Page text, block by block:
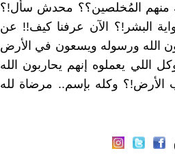
منهم المُخلصين؟؟ محدش سأل!؟
البشر!؟ الآن عرفنا كيف!! عن
الله ورسوله ويسعون في الأرض
يعملوه إنهم يحاربون الله
الأرض!؟ وكله بإسم.. مرضاة لله